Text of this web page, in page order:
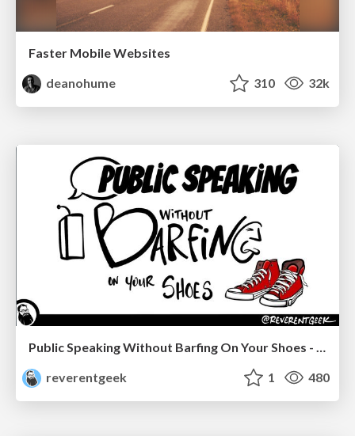
Faster Mobile Websites
deanohume
310 32k
Public Speaking Without Barfing On Your Shoes - THAT 2023
reverentgeek
1 480